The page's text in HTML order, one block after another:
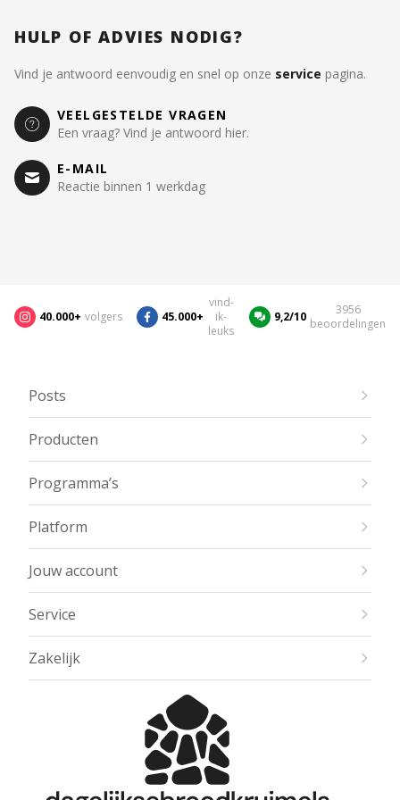
HULP OF ADVIES NODIG?
Vind je antwoord eenvoudig en snel op onze service pagina.
VEELGESTELDE VRAGEN
Een vraag? Vind je antwoord hier.
E-MAIL
Reactie binnen 1 werkdag
40.000+ volgers 45.000+
vind-
ik-
leuks
9,2/10
3956
beoordelingen
Posts
Producten
Programma’s
Platform
Jouw account
Service
Zakelijk